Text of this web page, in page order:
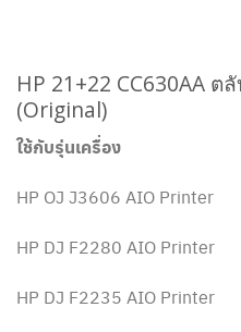
HP 21+22 CC630AA
(Original)
ใช้กับรุ่นเครื่อง
HP OJ J3606 AIO Printer
HP DJ F2280 AIO Printer
HP DJ F2235 AIO Printer